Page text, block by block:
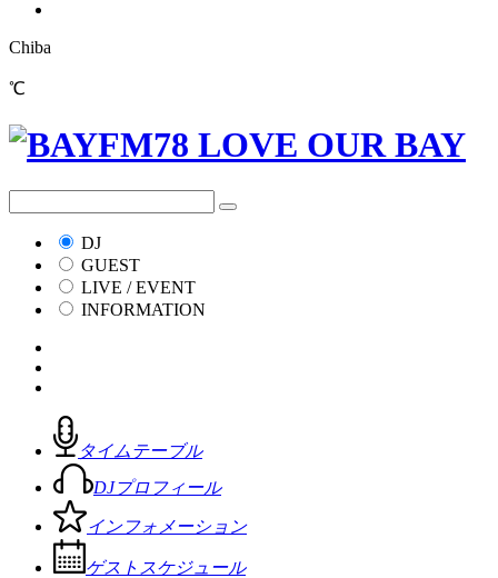
Chiba
℃
DJ
GUEST
LIVE / EVENT
INFORMATION
タイムテーブル
DJプロフィール
インフォメーション
ゲストスケジュール